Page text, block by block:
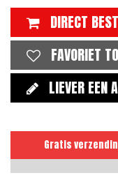
DIRECT
FAVORIET
LIEVER EEN
Gratis